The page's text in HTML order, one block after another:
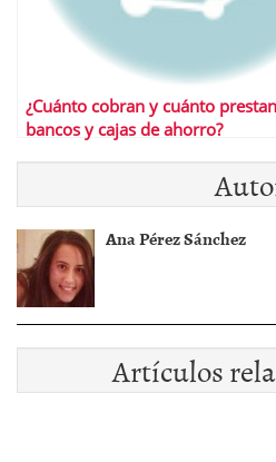
¿Cuánto cobran y cuánto
bancos y cajas de ahorro?
Ana Pérez Sánchez
Artículos